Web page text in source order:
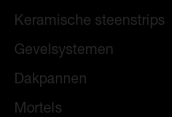
Keramische steenstrips
Gevelsystemen
Dakpannen
Mortels